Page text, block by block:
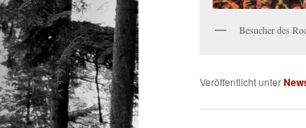
Besucher des
Veröffentlicht unter